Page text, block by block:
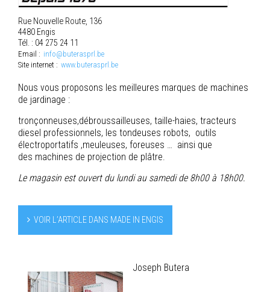
Rue Nouvelle Route, 136
4480 Engis
Tél. : 04 275 24 11
Email : info@buterasprl.be
Site internet : www.buterasprl.be
Nous vous proposons les meilleures marques de machines
de jardinage :
tronçonneuses,débroussailleuses, taille-haies, tracteurs
diesel professionnels, les tondeuses robots, outils
électroportatifs ,meuleuses, foreuses … ainsi que
des machines de projection de plâtre.
Le magasin est ouvert du lundi au samedi de 8h00 à 18h00.
VOIR L’ARTICLE DANS MADE IN ENGIS
Joseph Butera